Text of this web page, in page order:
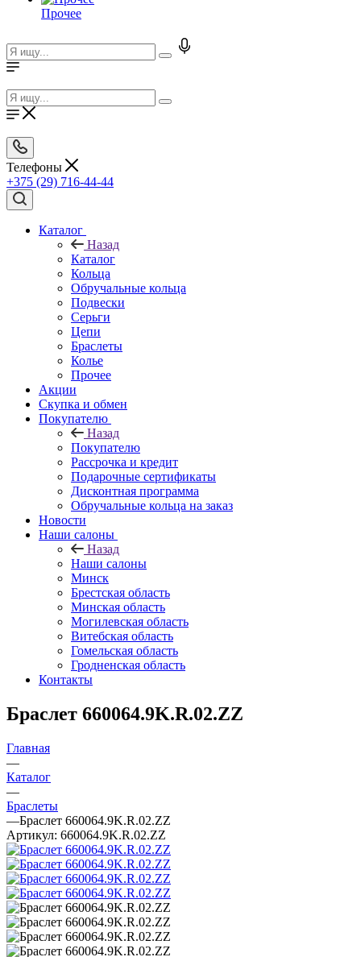
Прочее
Телефоны
+375 (29) 716-44-44
Каталог
Назад
Каталог
Кольца
Обручальные кольца
Подвески
Серьги
Цепи
Браслеты
Колье
Прочее
Акции
Скупка и обмен
Покупателю
Назад
Покупателю
Рассрочка и кредит
Подарочные сертификаты
Дисконтная программа
Обручальные кольца на заказ
Новости
Наши салоны
Назад
Наши салоны
Минск
Брестская область
Минская область
Могилевская область
Витебская область
Гомельская область
Гродненская область
Контакты
Браслет 660064.9K.R.02.ZZ
Главная
—
Каталог
—
Браслеты
—Браслет 660064.9K.R.02.ZZ
Артикул: 660064.9K.R.02.ZZ